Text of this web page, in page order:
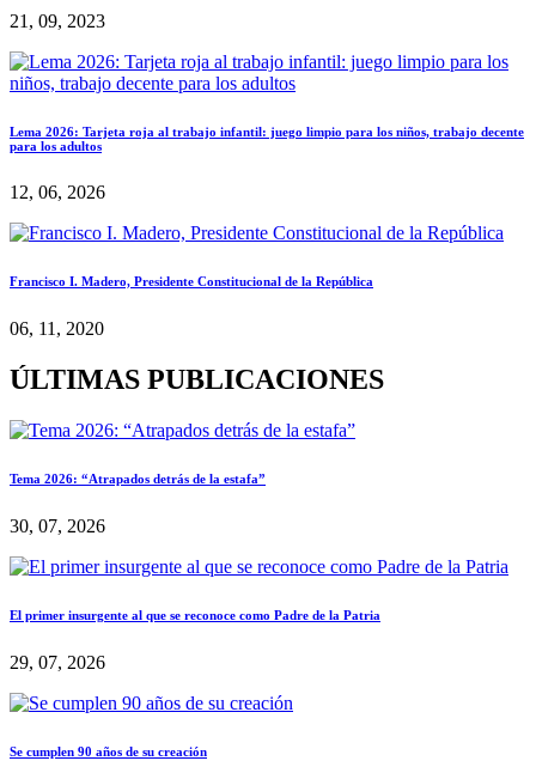
21, 09, 2023
Lema 2026: Tarjeta roja al trabajo infantil: juego limpio para los niños, trabajo decente
para los adultos
12, 06, 2026
Francisco I. Madero, Presidente Constitucional de la República
06, 11, 2020
ÚLTIMAS PUBLICACIONES
Tema 2026: “Atrapados detrás de la estafa”
30, 07, 2026
El primer insurgente al que se reconoce como Padre de la Patria
29, 07, 2026
Se cumplen 90 años de su creación